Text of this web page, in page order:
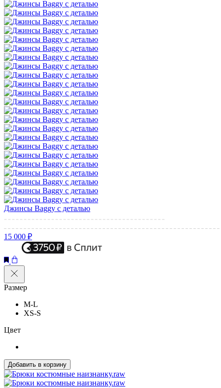
Джинсы Baggy с деталью
15 000 ₽
Размер
M-L
XS-S
Цвет
Добавить в корзину